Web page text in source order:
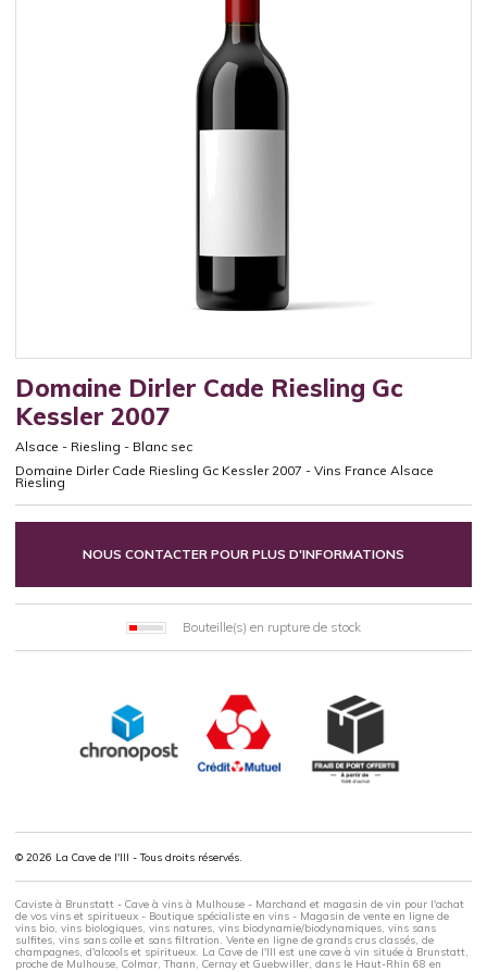
Domaine Dirler Cade Riesling Gc
Kessler 2007
Alsace - Riesling - Blanc sec
Domaine Dirler Cade Riesling Gc Kessler 2007 - Vins France Alsace
Riesling
NOUS CONTACTER POUR PLUS D'INFORMATIONS
Bouteille(s) en rupture de stock
© 2026 La Cave de l'Ill - Tous droits réservés.
Caviste à Brunstatt - Cave à vins à Mulhouse - Marchand et magasin de vin pour l'achat
de vos vins et spiritueux - Boutique spécialiste en vins - Magasin de vente en ligne de
vins bio, vins biologiques, vins natures, vins biodynamie/biodynamiques, vins sans
sulfites, vins sans colle et sans filtration. Vente en ligne de grands crus classés, de
champagnes, d'alcools et spiritueux. La Cave de l'Ill est une cave à vin située à Brunstatt,
proche de Mulhouse, Colmar, Thann, Cernay et Guebwiller, dans le Haut-Rhin 68 en